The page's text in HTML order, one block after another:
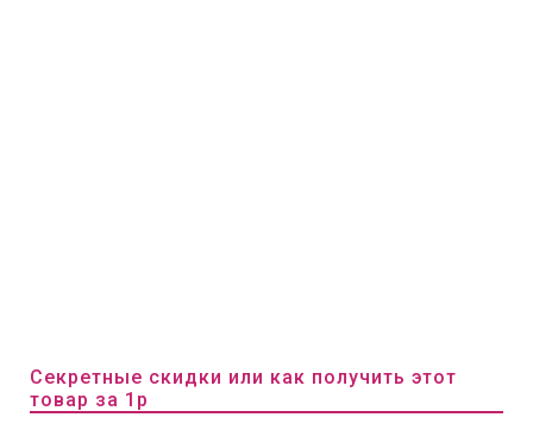
Секретные скидки или как получить этот
товар за 1р